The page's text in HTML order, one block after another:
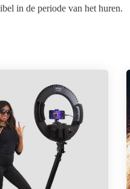
in de periode van het huren.